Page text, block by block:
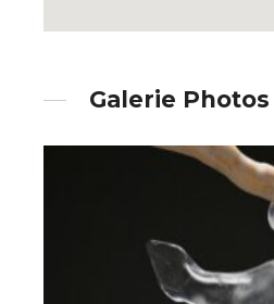
Galerie Photos